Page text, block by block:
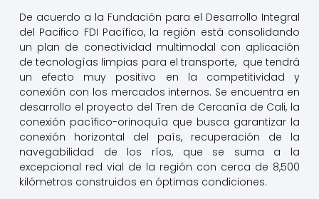
De acuerdo a la Fundación para el Desarrollo Integral
del Pacifico FDI Pacífico, la región está consolidando
un plan de conectividad multimodal con aplicación
de tecnologías limpias para el transporte, que tendrá
un efecto muy positivo en la competitividad y
conexión con los mercados internos. Se encuentra en
desarrollo el proyecto del Tren de Cercanía de Cali, la
conexión pacífico-orinoquía que busca garantizar la
conexión horizontal del país, recuperación de la
navegabilidad de los ríos, que se suma a la
excepcional red vial de la región con cerca de 8,500
kilómetros construidos en óptimas condiciones.